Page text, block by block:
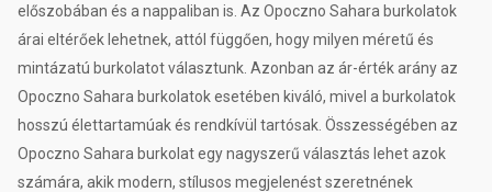
előszobában és a nappaliban is. Az Opoczno Sahara burkolatok
árai eltérőek lehetnek, attól függően, hogy milyen méretű és
mintázatú burkolatot választunk. Azonban az ár-érték arány az
Opoczno Sahara burkolatok esetében kiváló, mivel a burkolatok
hosszú élettartamúak és rendkívül tartósak. Összességében az
Opoczno Sahara burkolat egy nagyszerű választás lehet azok
számára, akik modern, stílusos megjelenést szeretnének